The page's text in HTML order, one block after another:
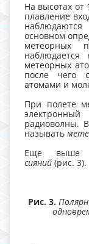
На высотах от
плавление
основном
метеорных
наблюдается
метеорных
после чего
атомами и
При полете
радиоволны.
называть
Еще выше
сияний (рис. 3).
Рис. 3.